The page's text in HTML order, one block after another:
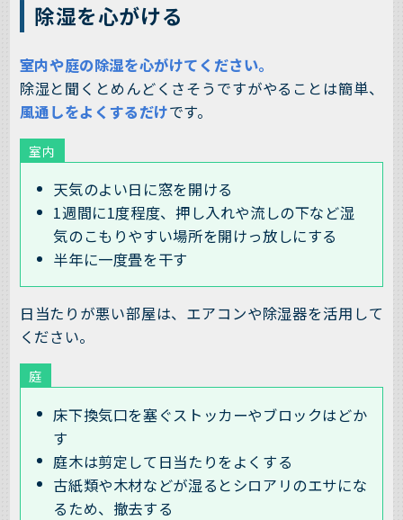
除湿を心がける
室内や庭の除湿を心がけてください。
除湿と聞くとめんどくさそうですがやることは簡単、
風通しをよくするだけです。
室内
天気のよい日に窓を開ける
1週間に1度程度、押し入れや流しの下など湿
気のこもりやすい場所を開けっ放しにする
半年に一度畳を干す
日当たりが悪い部屋は、エアコンや除湿器を活用して
ください。
庭
床下換気口を塞ぐストッカーやブロックはどか
す
庭木は剪定して日当たりをよくする
古紙類や木材などが湿るとシロアリのエサにな
るため、撤去する